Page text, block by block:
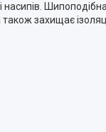
насипів.
захищає